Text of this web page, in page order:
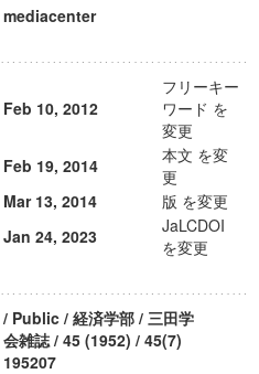
mediacenter
Feb 10, 2012
フリーキー
ワード を
変更
Feb 19, 2014
本文 を変
更
Mar 13, 2014
版 を変更
Jan 24, 2023
JaLCDOI
を変更
/ Public / 経済学部 / 三田学
会雑誌 / 45 (1952) / 45(7)
195207